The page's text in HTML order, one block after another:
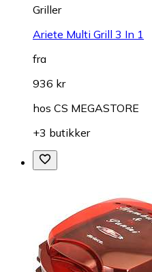
Griller
Ariete Multi Grill 3 In 1
fra
936 kr
hos CS MEGASTORE
+3 butikker